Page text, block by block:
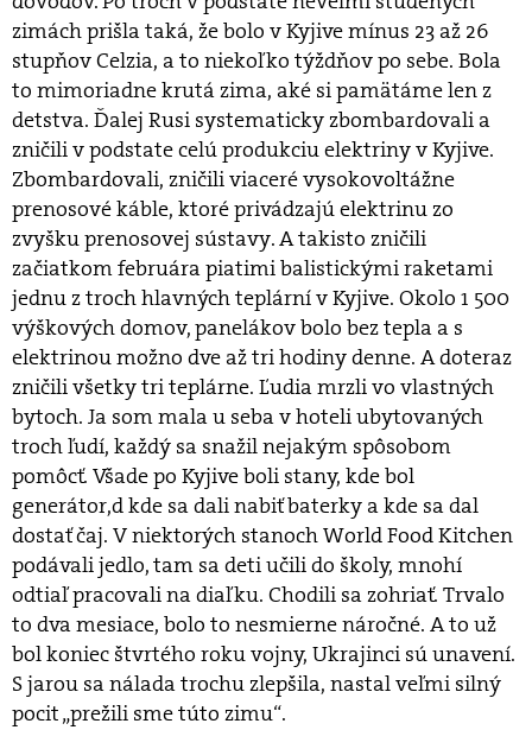
zimách prišla taká, že bolo v Kyjive mínus 23 až 26
stupňov Celzia, a to niekoľko týždňov po sebe. Bola
to mimoriadne krutá zima, aké si pamätáme len z
detstva. Ďalej Rusi systematicky zbombardovali a
zničili v podstate celú produkciu elektriny v Kyjive.
Zbombardovali, zničili viaceré vysokovoltážne
prenosové káble, ktoré privádzajú elektrinu zo
zvyšku prenosovej sústavy. A takisto zničili
začiatkom februára piatimi balistickými raketami
jednu z troch hlavných teplární v Kyjive. Okolo 1 500
výškových domov, panelákov bolo bez tepla a s
elektrinou možno dve až tri hodiny denne. A doteraz
zničili všetky tri teplárne. Ľudia mrzli vo vlastných
bytoch. Ja som mala u seba v hoteli ubytovaných
troch ľudí, každý sa snažil nejakým spôsobom
pomôcť. Všade po Kyjive boli stany, kde bol
generátor,d kde sa dali nabiť baterky a kde sa dal
dostať čaj. V niektorých stanoch World Food Kitchen
podávali jedlo, tam sa deti učili do školy, mnohí
odtiaľ pracovali na diaľku. Chodili sa zohriať. Trvalo
to dva mesiace, bolo to nesmierne náročné. A to už
bol koniec štvrtého roku vojny, Ukrajinci sú unavení.
S jarou sa nálada trochu zlepšila, nastal veľmi silný
pocit „prežili sme túto zimu“.